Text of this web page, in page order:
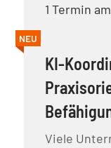
1 Termin
NEU
KI-
Viele